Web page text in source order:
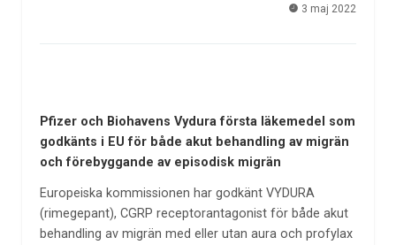
3 maj 2022
Pfizer och Biohavens Vydura första läkemedel som
godkänts i EU för både akut behandling av migrän
och förebyggande av episodisk migrän
Europeiska kommissionen har godkänt VYDURA
(rimegepant), CGRP receptorantagonist för både akut
behandling av migrän med eller utan aura och profylax